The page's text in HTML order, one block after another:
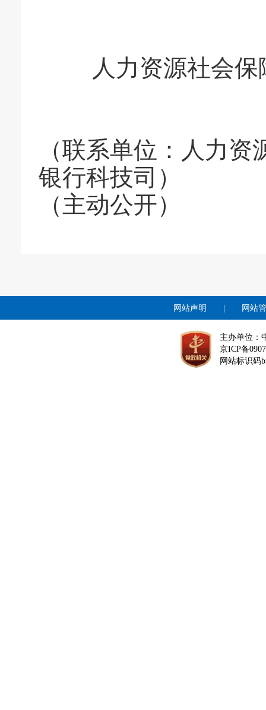
人力资源社会
（联系单位：人力
银行科技司）
（主动公开）
网站声明 网站
主办单位：
京ICP备
网站标识码